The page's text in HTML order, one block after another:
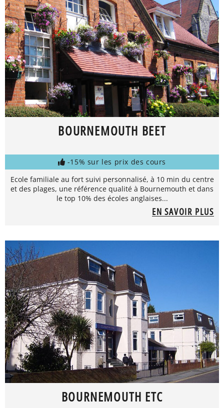
BOURNEMOUTH BEET
-15% sur les prix des cours
Ecole familiale au fort suivi personnalisé, à 10 min du centre
et des plages, une référence qualité à Bournemouth et dans
le top 10% des écoles anglaises...
EN SAVOIR PLUS
BOURNEMOUTH ETC